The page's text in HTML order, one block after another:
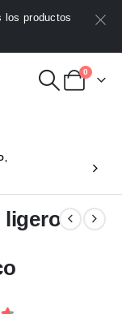
los productos
0
ligero